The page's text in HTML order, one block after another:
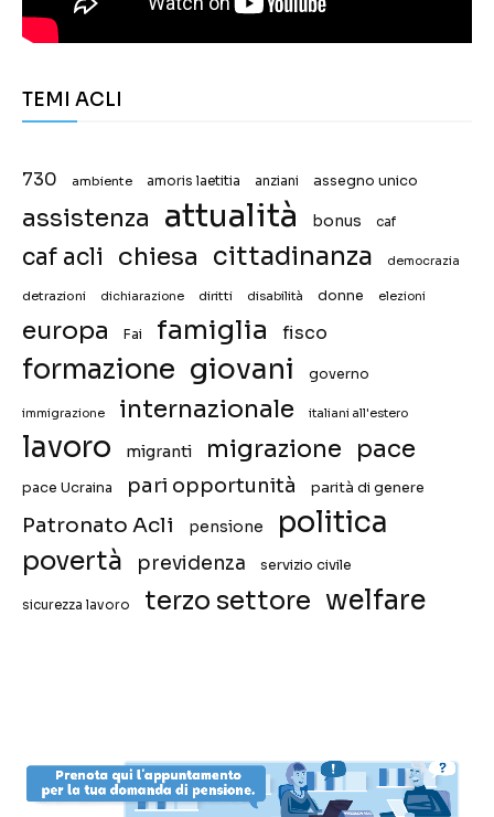
TEMI ACLI
730 ambiente amoris laetitia anziani assegno unico
assistenza attualità bonus caf
caf acli chiesa cittadinanza democrazia
detrazioni dichiarazione diritti disabilità donne elezioni
europa Fai famiglia fisco
formazione giovani governo
immigrazione internazionale italiani all'estero
lavoro migranti migrazione pace
pace Ucraina pari opportunità parità di genere
Patronato Acli pensione politica
povertà previdenza servizio civile
sicurezza lavoro terzo settore welfare